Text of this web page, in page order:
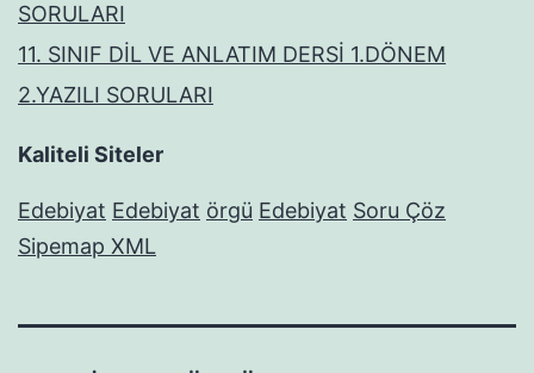
SORULARI
11. SINIF DİL VE ANLATIM DERSİ 1.DÖNEM
2.YAZILI SORULARI
Kaliteli Siteler
Edebiyat Edebiyat örgü Edebiyat Soru Çöz
Sipemap XML